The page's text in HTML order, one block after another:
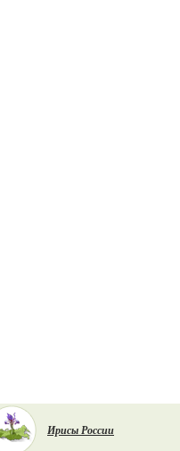
Ирисы России